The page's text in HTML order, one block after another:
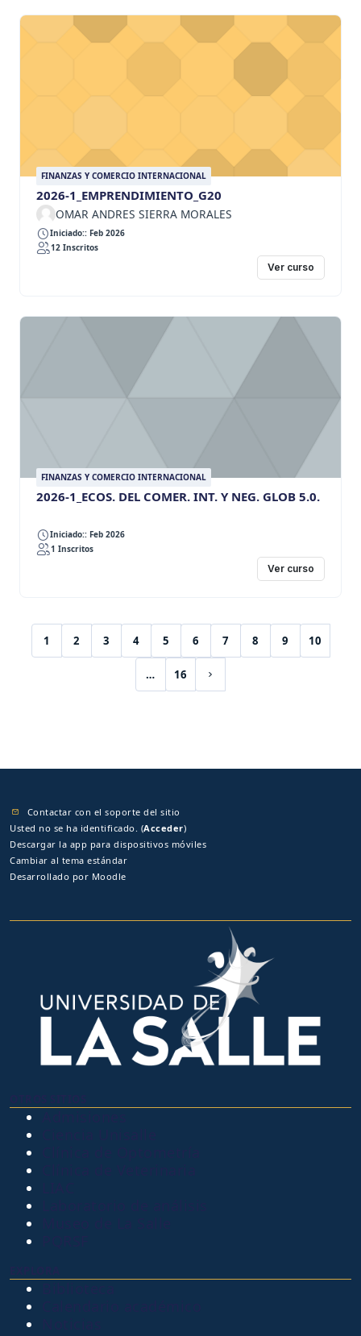
FINANZAS Y COMERCIO INTERNACIONAL
2026-1_EMPRENDIMIENTO_G20
OMAR ANDRES SIERRA MORALES
Iniciado:: Feb 2026
12 Inscritos
Ver curso
FINANZAS Y COMERCIO INTERNACIONAL
2026-1_ECOS. DEL COMER. INT. Y NEG. GLOB 5.0.
Iniciado:: Feb 2026
1 Inscritos
Ver curso
1
(current)
2 3 4 5 6 7 8 9 10
… 16
Contactar con el soporte del sitio
Usted no se ha identificado. (Acceder)
Descargar la app para dispositivos móviles
Cambiar al tema estándar
Desarrollado por Moodle